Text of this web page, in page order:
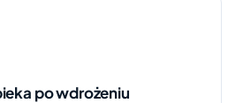
po wdrożeniu